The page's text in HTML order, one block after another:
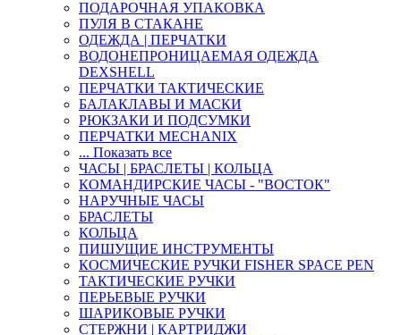
ПОДАРОЧНАЯ УПАКОВКА
ПУЛЯ В СТАКАНЕ
ОДЕЖДА | ПЕРЧАТКИ
ВОДОНЕПРОНИЦАЕМАЯ ОДЕЖДА
DEXSHELL
ПЕРЧАТКИ ТАКТИЧЕСКИЕ
БАЛАКЛАВЫ И МАСКИ
РЮКЗАКИ И ПОДСУМКИ
ПЕРЧАТКИ MECHANIX
... Показать все
ЧАСЫ | БРАСЛЕТЫ | КОЛЬЦА
КОМАНДИРСКИЕ ЧАСЫ - "ВОСТОК"
НАРУЧНЫЕ ЧАСЫ
БРАСЛЕТЫ
КОЛЬЦА
ПИШУЩИЕ ИНСТРУМЕНТЫ
КОСМИЧЕСКИЕ РУЧКИ FISHER SPACE PEN
ТАКТИЧЕСКИЕ РУЧКИ
ПЕРЬЕВЫЕ РУЧКИ
ШАРИКОВЫЕ РУЧКИ
СТЕРЖНИ | КАРТРИДЖИ